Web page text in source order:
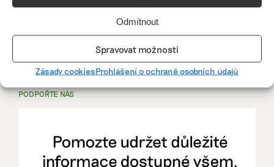
Odmítnout
Spravovat možnosti
Zásady cookiesProhlášení o ochraně osobních údajů
mutualus
Více naEkoJobs>
PODPOŘTE NÁS